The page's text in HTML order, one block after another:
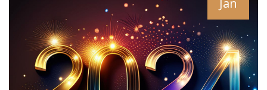
Jan